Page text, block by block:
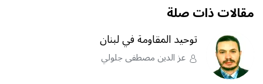
مقالات ذات صلة
توحيد المقاومة في لبنان
عز الدين مصطفى جلولي